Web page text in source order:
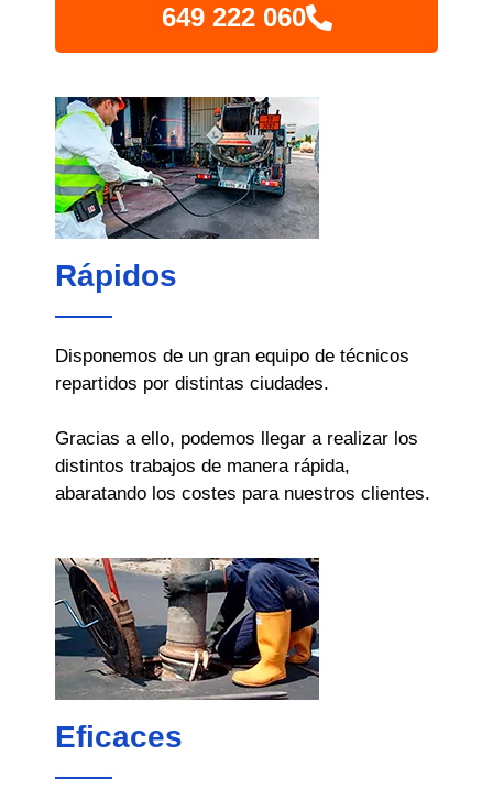
649 222 060
Rápidos
Disponemos de un gran equipo de técnicos
repartidos por distintas ciudades.
Gracias a ello, podemos llegar a realizar los
distintos trabajos de manera rápida,
abaratando los costes para nuestros clientes.
Eficaces